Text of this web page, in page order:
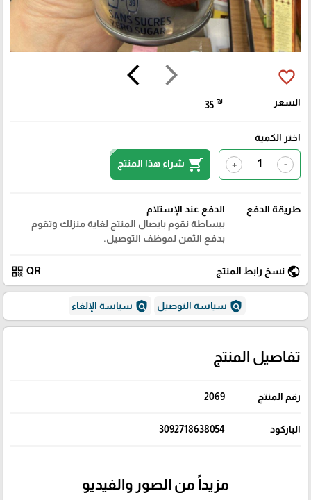
arrow_forward_ios
arrow_back_ios favorite_border
السعر 35 ₪
اختر الكمية
-
+
shopping_cart شراء هذا المنتج
طريقة الدفع
الدفع عند الإستلام
ببساطة نقوم بايصال المنتج لغاية منزلك وتقوم
بدفع الثمن لموظف التوصيل.
public نسخ رابط المنتج QR
qr_code
policy سياسة التوصيل policy سياسة الإلغاء
تفاصيل المنتج
رقم المنتج 2069
الباركود 3092718638054
مزيداً من الصور والفيديو